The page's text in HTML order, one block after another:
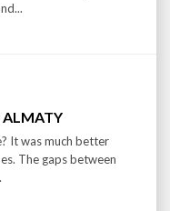
ALMATY
It was much better
The gaps between